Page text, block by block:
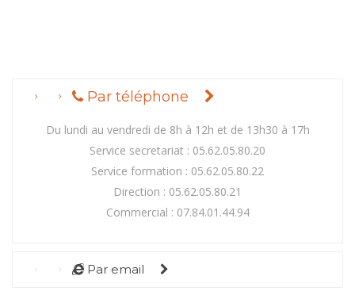
Par téléphone
Du lundi au vendredi de 8h à 12h et de 13h30 à 17h
Service secretariat : 05.62.05.80.20
Service formation : 05.62.05.80.22
Direction : 05.62.05.80.21
Commercial : 07.84.01.44.94
Par email